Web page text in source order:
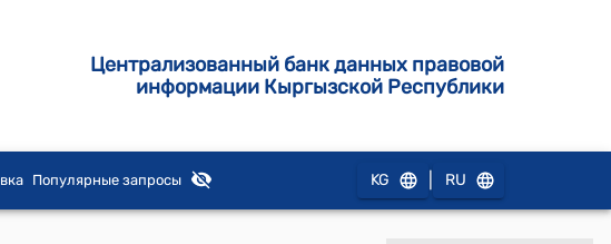
Централизованный банк данных правовой
информации Кыргызской Республики
Популярные запросы KG RU